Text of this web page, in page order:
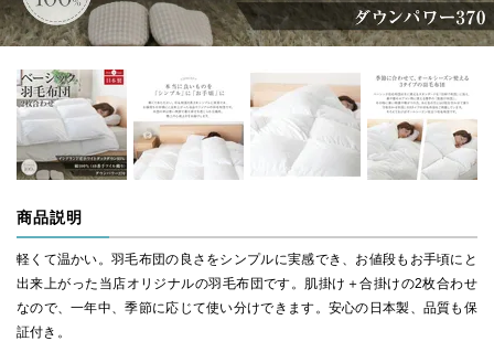
商品説明
軽くて温かい。羽毛布団の良さをシンプルに実感でき、お値段もお手頃にと
出来上がった当店オリジナルの羽毛布団です。肌掛け＋合掛けの2枚合わせ
なので、一年中、季節に応じて使い分けできます。安心の日本製、品質も保
証付き。